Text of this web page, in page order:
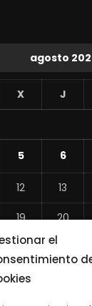
el
agosto
X J
5 6
12 13
19 20
26 27